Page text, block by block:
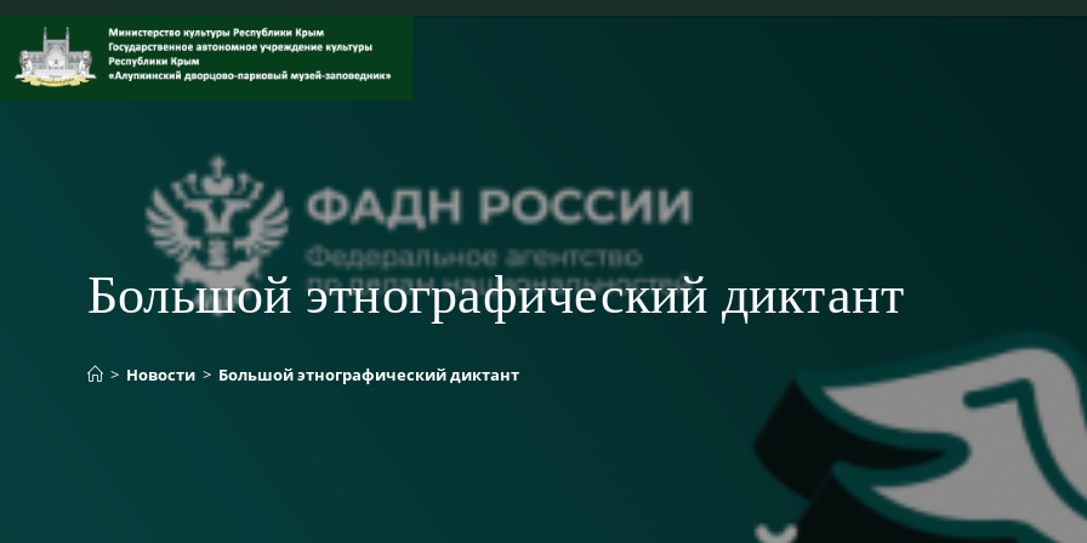
содержимому
Большой этнографический диктант
> Новости > Большой этнографический диктант